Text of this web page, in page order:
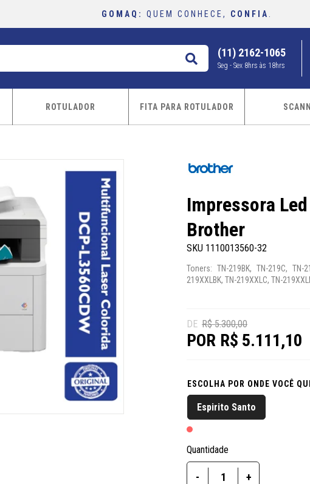
GOMAQ: QUEM CONHECE, CONFIA
buscar (11) 2162-1065
Seg - Sex 8hrs às 18hrs
ROTULADOR FITA PARA ROTULADOR
Impressora
Brother
SKU 1110013560-32
Toners: TN-219BK, TN-219C, TN-
219XXLBK, TN-219XXLC, TN-
R$ 5.300,00
R$ 5.111,10
ESCOLHA POR ONDE VOCÊ
Espirito Santo
Quantidade
- +